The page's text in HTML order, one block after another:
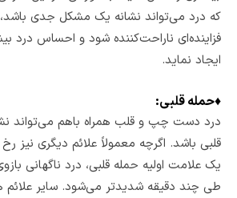
که درد می‌تواند نشانه یک مشکل جدی
فزاینده‌ای ناراحت‌کننده شود و احساس درد
ایجاد نماید.
♦حمله قلبی:
درد دست چپ و قلب همراه باهم می‌تواند
قلبی باشد. اگرچه معمولاً علائم دیگری نیز
یک علامت اولیه حمله قلبی، درد ناگهانی
طی چند دقیقه شدیدتر می‌شود. سایر علائم